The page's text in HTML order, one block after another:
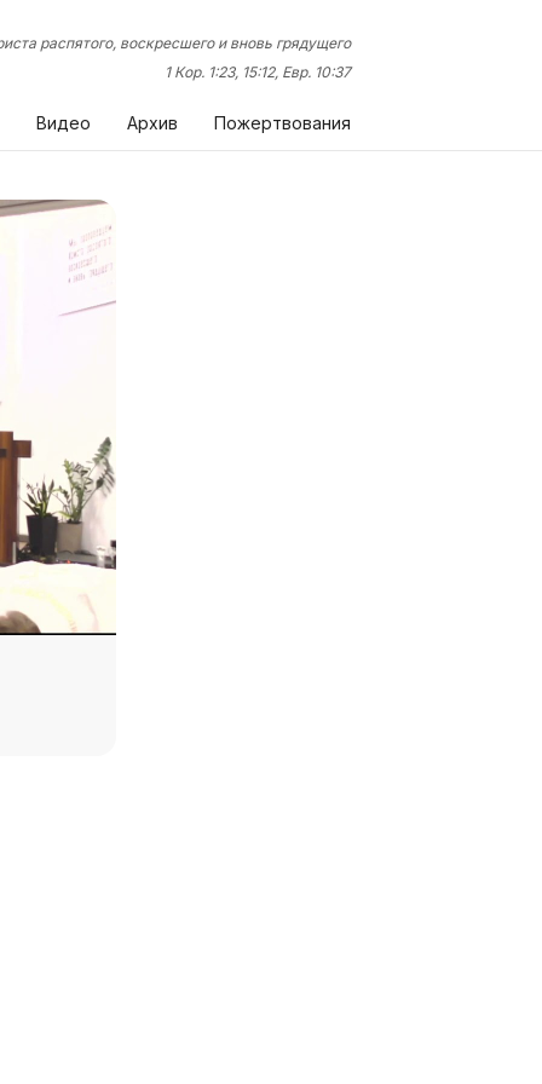
распятого, воскресшего и вновь грядущего
1 Кор. 1:23, 15:12, Евр. 10:37
Видео Архив Пожертвования